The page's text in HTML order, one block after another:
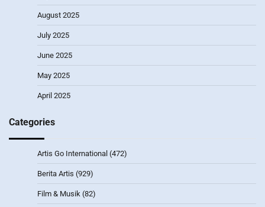
August 2025
July 2025
June 2025
May 2025
April 2025
Categories
Artis Go International (472)
Berita Artis (929)
Film & Musik (82)